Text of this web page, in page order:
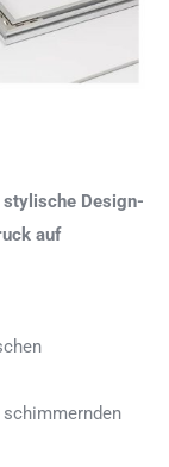
stylische Design-
auf